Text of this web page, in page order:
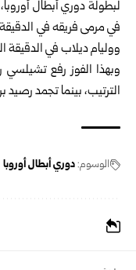
لبطولة دوري أبطال
ووليام ديلاب في الدقيقة الـ
الترتيب، بينما تجمد رصيد برشلونة عند 7 نقاط
الوسوم:دوري أبطال أوروبا